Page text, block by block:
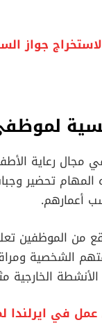
جواز
مجال رعاية
تحضير
أعمارهم.
من الموظفين
الشخصية
الخارجية
لمتحدثي